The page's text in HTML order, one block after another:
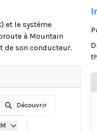
et le système
à Mountain
de son conducteur.
Découvrir